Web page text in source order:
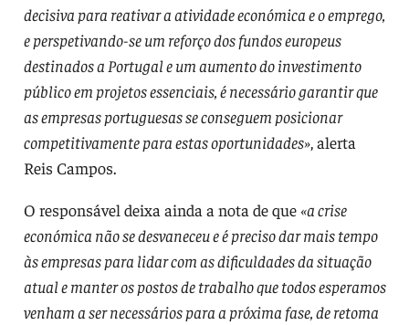
decisiva para reativar a atividade económica e o emprego,
e perspetivando-se um reforço dos fundos europeus
destinados a Portugal e um aumento do investimento
público em projetos essenciais, é necessário garantir que
as empresas portuguesas se conseguem posicionar
competitivamente para estas oportunidades», alerta
Reis Campos.
O responsável deixa ainda a nota de que «a crise
económica não se desvaneceu e é preciso dar mais tempo
às empresas para lidar com as dificuldades da situação
atual e manter os postos de trabalho que todos esperamos
venham a ser necessários para a próxima fase, de retoma